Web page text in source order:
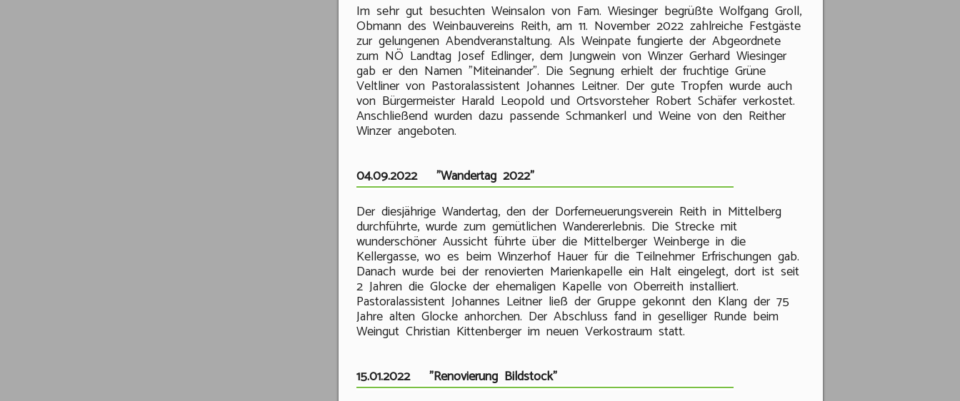
Im sehr gut besuchten Weinsalon von Fam. Wiesinger begrüßte Wolfgang Groll,
Obmann des Weinbauvereins Reith, am 11. November 2022 zahlreiche Festgäste
zur gelungenen Abendveranstaltung. Als Weinpate fungierte der Abgeordnete
zum NÖ Landtag Josef Edlinger, dem Jungwein von Winzer Gerhard Wiesinger
gab er den Namen "Miteinander". Die Segnung erhielt der fruchtige Grüne
Veltliner von Pastoralassistent Johannes Leitner. Der gute Tropfen wurde auch
von Bürgermeister Harald Leopold und Ortsvorsteher Robert Schäfer verkostet.
Anschließend wurden dazu passende Schmankerl und Weine von den Reither
Winzer angeboten.
04.09.2022 "Wandertag 2022"
Der diesjährige Wandertag, den der Dorferneuerungsverein Reith in Mittelberg
durchführte, wurde zum gemütlichen Wandererlebnis. Die Strecke mit
wunderschöner Aussicht führte über die Mittelberger Weinberge in die
Kellergasse, wo es beim Winzerhof Hauer für die Teilnehmer Erfrischungen gab.
Danach wurde bei der renovierten Marienkapelle ein Halt eingelegt, dort ist seit
2 Jahren die Glocke der ehemaligen Kapelle von Oberreith installiert.
Pastoralassistent Johannes Leitner ließ der Gruppe gekonnt den Klang der 75
Jahre alten Glocke anhorchen. Der Abschluss fand in geselliger Runde beim
Weingut Christian Kittenberger im neuen Verkostraum statt.
15.01.2022 "Renovierung Bildstock"